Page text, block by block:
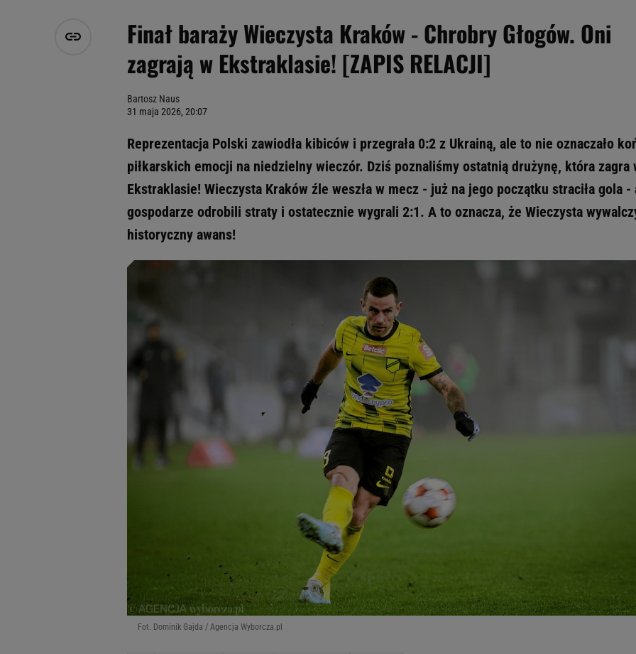
Finał baraży Wieczysta Kraków - Chrobry Głogów. Oni
zagrają w Ekstraklasie! [ZAPIS RELACJI]
Bartosz Naus
31 maja 2026, 20:07
Reprezentacja Polski zawiodła kibiców i przegrała 0:2 z Ukrainą, ale to nie oznaczało
piłkarskich emocji na niedzielny wieczór. Dziś poznaliśmy ostatnią drużynę, która zagra
Ekstraklasie! Wieczysta Kraków źle weszła w mecz - już na jego początku straciła gola -
gospodarze odrobili straty i ostatecznie wygrali 2:1. A to oznacza, że Wieczysta
historyczny awans!
Fot. Dominik Gajda / Agencja Wyborcza.pl